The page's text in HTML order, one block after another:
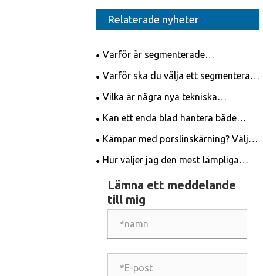
Relaterade nyheter
Varför är segmenterade
diamantkoppslipskivor viktiga för
högeffektiv ytförberedelse?
Varför ska du välja ett segmenterat
diamantsågblad för professionell
Vilka är några nya tekniska
innovationer inom diamantsågblad?
Kan ett enda blad hantera både
titanlegeringar och
kolfiberkompositer?
Kämpar med porslinskärning? Välj
rätt blad och få jobbet gjort enkelt!
Hur väljer jag den mest lämpliga
Lämna ett meddelande
till mig